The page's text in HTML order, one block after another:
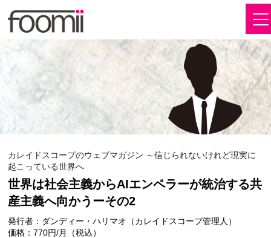
カレイドスコープのウェブマガジン ～信じられないけれど現実に
起こっている世界へ
世界は社会主義からAIエンペラーが統治する共
産主義へ向かうーその2
発行者：ダンディー・ハリマオ（カレイドスコープ管理人）
価格：770円/月（税込）